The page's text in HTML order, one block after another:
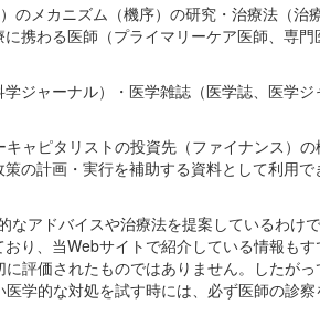
メカニズム（機序）の研究・治療法（治療
携わる医師（プライマリーケア医師、専門
ジャーナル）・医学雑誌（医学誌、医学ジ
ャピタリストの投資先（ファイナンス）の
の計画・実行を補助する資料として利用で
なアドバイスや治療法を提案しているわけ
り、当Webサイトで紹介している情報も
評価されたものではありません。したが
学的な対処を試す時には、必ず医師の診察